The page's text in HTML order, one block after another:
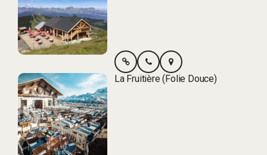
La Fruitière (Folie Douce)